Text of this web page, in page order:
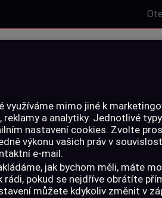
mimo jiné k
a analytiky. Jednotlivé
nastavení cookies. Zvolte
výkonu vašich práv v
e-mail.
jak bychom měli, máte
rádi, pokud se nejdříve obrátíte
můžete kdykoliv změnit v
PŘÍSLUŠENSTVÍ
výstražník malý